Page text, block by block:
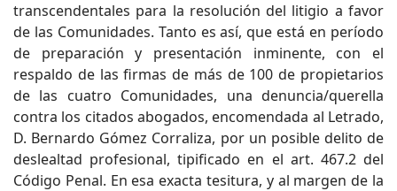
transcendentales para la resolución del litigio a favor
de las Comunidades. Tanto es así, que está en período
de preparación y presentación inminente, con el
respaldo de las firmas de más de 100 de propietarios
de las cuatro Comunidades, una denuncia/querella
contra los citados abogados, encomendada al Letrado,
D. Bernardo Gómez Corraliza, por un posible delito de
deslealtad profesional, tipificado en el art. 467.2 del
Código Penal. En esa exacta tesitura, y al margen de la